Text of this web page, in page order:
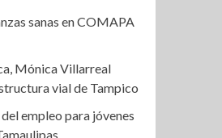
sanas en COMAPA
Mónica Villarreal
vial de Tampico
empleo para jóvenes